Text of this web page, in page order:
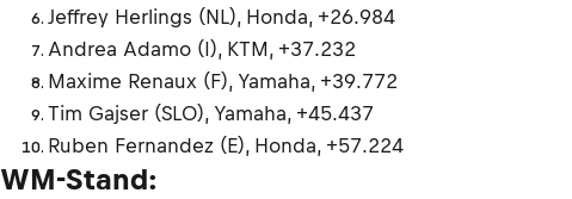
Jeffrey Herlings (NL), Honda, +26.984
Andrea Adamo (I), KTM, +37.232
Maxime Renaux (F), Yamaha, +39.772
Tim Gajser (SLO), Yamaha, +45.437
Ruben Fernandez (E), Honda, +57.224
WM-Stand: